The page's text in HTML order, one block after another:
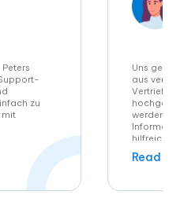
zu
mit
Uns
aus
werden.
hilfreich
hatten.
Read